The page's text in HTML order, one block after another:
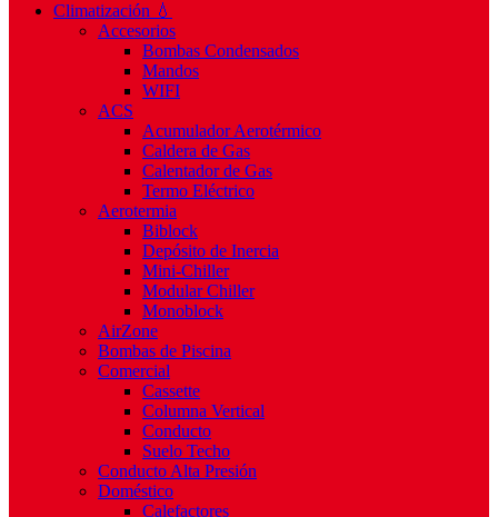
Climatización 💧
Accesorios
Bombas Condensados
Mandos
WIFI
ACS
Acumulador Aerotérmico
Caldera de Gas
Calentador de Gas
Termo Eléctrico
Aerotermia
Biblock
Depósito de Inercia
Mini-Chiller
Modular Chiller
Monoblock
AirZone
Bombas de Piscina
Comercial
Cassette
Columna Vertical
Conducto
Suelo Techo
Conducto Alta Presión
Doméstico
Calefactores